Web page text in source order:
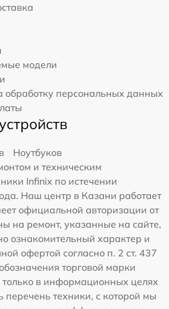
модели
обработку персональных данных
Ноутбуков
и техническим
Infinix по истечении
Наш центр в Казани работает
официальной авторизации от
на ремонт, указанные на сайте,
ознакомительный характер и
офертой согласно п. 2 ст. 437
торговой марки
в информационных целях
перечень техники, с которой мы